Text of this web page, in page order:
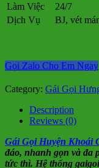
Làm Việc
24/7
Dịch Vụ
BJ, vét
Gọi Zalo Cho Em Ngay
Category: Gái Gọi
Description
Reviews (0)
Gái Gọi Huyện Khoái
đáo, nhanh gọn và đa
tức thì. Hệ thống